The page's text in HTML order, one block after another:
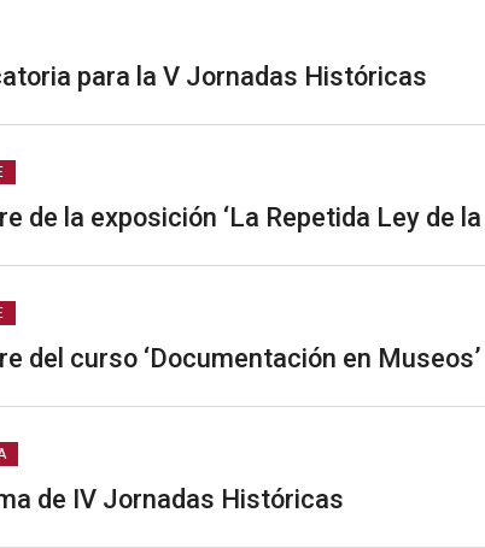
para la V Jornadas Históricas
de la exposición ‘La Repetida Ley de
del curso ‘Documentación en Museos’
de IV Jornadas Históricas